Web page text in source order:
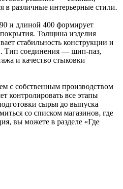
различные интерьерные стили.
и длиной 400 формирует
Толщина изделия
стабильность конструкции и
Тип соединения — шип-паз,
и качество стыковки
с собственным производством
контролировать все этапы
сырья до выпуска
со списком магазинов, где
вы можете в разделе «Где